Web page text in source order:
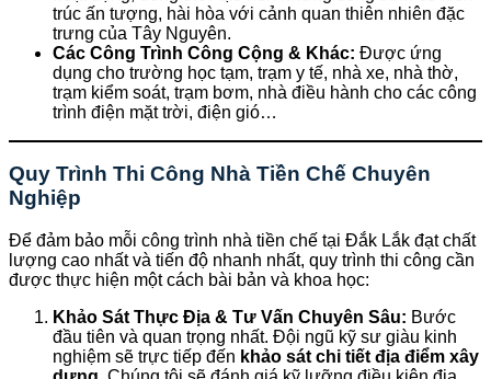
trúc ấn tượng, hài hòa với cảnh quan thiên nhiên đặc
trưng của Tây Nguyên.
Các Công Trình Công Cộng & Khác: Được ứng
dụng cho trường học tạm, trạm y tế, nhà xe, nhà thờ,
trạm kiểm soát, trạm bơm, nhà điều hành cho các công
trình điện mặt trời, điện gió…
Quy Trình Thi Công Nhà Tiền Chế Chuyên
Nghiệp
Để đảm bảo mỗi công trình nhà tiền chế tại Đắk Lắk đạt chất
lượng cao nhất và tiến độ nhanh nhất, quy trình thi công cần
được thực hiện một cách bài bản và khoa học:
Khảo Sát Thực Địa & Tư Vấn Chuyên Sâu: Bước
đầu tiên và quan trọng nhất. Đội ngũ kỹ sư giàu kinh
nghiệm sẽ trực tiếp đến khảo sát chi tiết địa điểm xây